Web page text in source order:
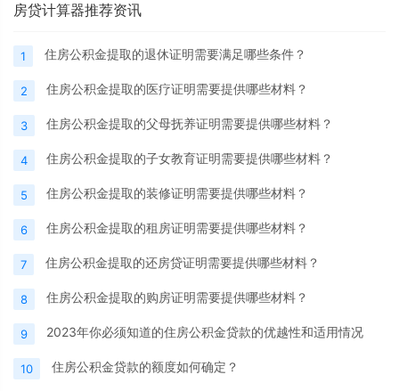
房贷计算器推荐资讯
1 住房公积金提取的退休证明需要满足哪些条件？
2 住房公积金提取的医疗证明需要提供哪些材料？
3 住房公积金提取的父母抚养证明需要提供哪些材料？
4 住房公积金提取的子女教育证明需要提供哪些材料？
5 住房公积金提取的装修证明需要提供哪些材料？
6 住房公积金提取的租房证明需要提供哪些材料？
7 住房公积金提取的还房贷证明需要提供哪些材料？
8 住房公积金提取的购房证明需要提供哪些材料？
9 2023年你必须知道的住房公积金贷款的优越性和适用情况
10 住房公积金贷款的额度如何确定？